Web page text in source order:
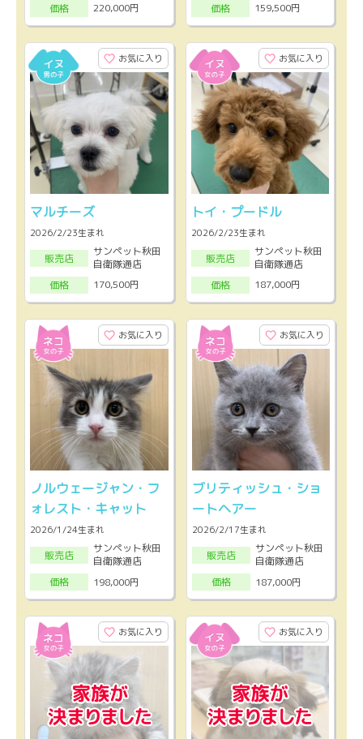
価格
220,000円
価格
159,500円
お気に入り
マルチーズ
2026/2/23生まれ
販売店
サンペット秋田
自衛隊通店
価格
170,500円
お気に入り
トイ・プードル
2026/2/23生まれ
販売店
サンペット秋田
自衛隊通店
価格
187,000円
お気に入り
ノルウェージャン・フ
ォレスト・キャット
2026/1/24生まれ
販売店
サンペット秋田
自衛隊通店
価格
198,000円
お気に入り
ブリティッシュ・ショ
ートヘアー
2026/2/17生まれ
販売店
サンペット秋田
自衛隊通店
価格
187,000円
お気に入り お気に入り